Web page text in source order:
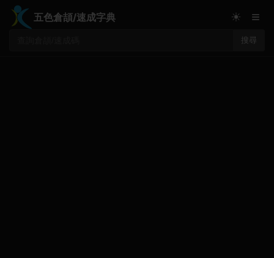
五色倉頡/速成字典
搜尋
☀ ≡